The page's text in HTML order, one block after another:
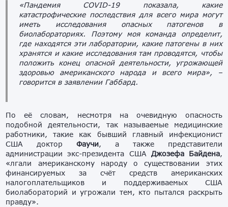
«Пандемия COVID-19 показала, какие
катастрофические последствия для всего мира могут
иметь исследования опасных патогенов в
биолабораториях. Поэтому моя команда определит,
где находятся эти лаборатории, какие патогены в них
хранятся и какие исследования там проводятся, чтобы
положить конец опасной деятельности, угрожающей
здоровью американского народа и всего мира»,–
говорится в заявлении Габбард.
По её словам, несмотря на очевидную опасность
подобной деятельности, так называемые медицинские
работники, такие как бывший главный инфекционист
США докторФаучи, а также представители
администрации экс-президента США Джозефа Байдена,
«лгали американскому народу о существовании этих
финансируемых за счёт средств американских
налогоплательщиков и поддерживаемых США
биолабораторий и угрожали тем, кто пытался раскрыть
правду».